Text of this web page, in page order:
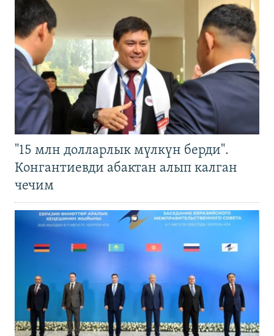
"15 млн долларлык мүлкүн берди".
Конгантиевди абактан алып калган
чечим